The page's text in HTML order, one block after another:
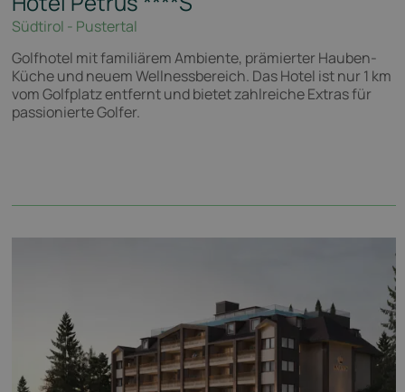
Südtirol - Pustertal
Golfhotel mit familiärem Ambiente, prämierter Hauben-
Küche und neuem Wellnessbereich. Das Hotel ist nur 1 km
vom Golfplatz entfernt und bietet zahlreiche Extras für
passionierte Golfer.